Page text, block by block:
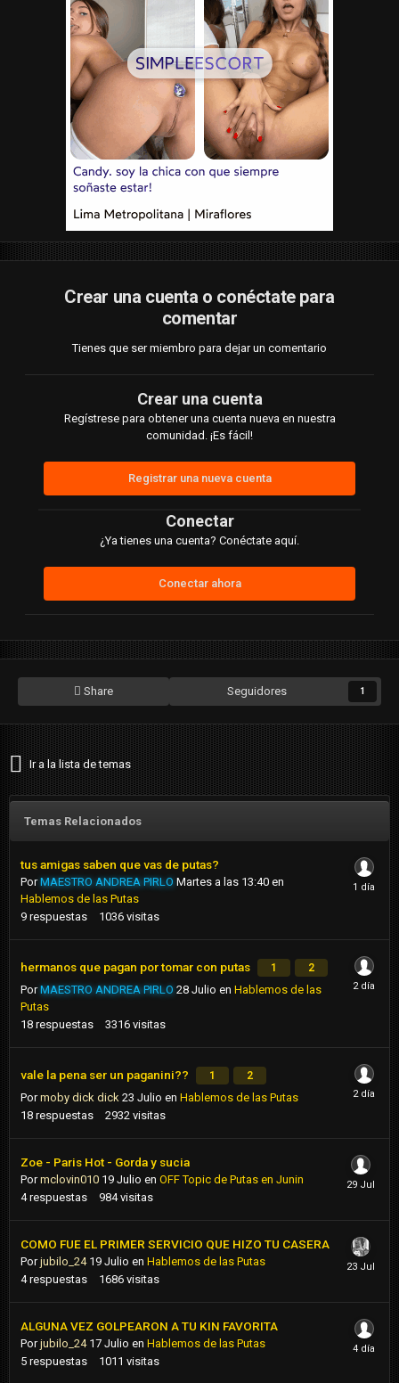
Crear una cuenta o conéctate para
comentar
Tienes que ser miembro para dejar un comentario
Crear una cuenta
Regístrese para obtener una cuenta nueva en nuestra
comunidad. ¡Es fácil!
Registrar una nueva cuenta
Conectar
¿Ya tienes una cuenta? Conéctate aquí.
Conectar ahora
Share Seguidores 1
Ir a la lista de temas
Temas Relacionados
tus amigas saben que vas de putas?
PorMAESTRO ANDREA PIRLO Martes a las 13:40 en
Hablemos de las Putas
9 respuestas 1036 visitas
hermanos que pagan por tomar con putas 1 2
PorMAESTRO ANDREA PIRLO 28 Julio en Hablemos de las
Putas
18 respuestas 3316 visitas
vale la pena ser un paganini?? 1 2
Pormoby dick dick 23 Julio en Hablemos de las Putas
18 respuestas 2932 visitas
Zoe - Paris Hot - Gorda y sucia
Pormclovin010 19 Julio en OFF Topic de Putas en Junin
4 respuestas 984 visitas
COMO FUE EL PRIMER SERVICIO QUE HIZO TU CASERA
Porjubilo_24 19 Julio en Hablemos de las Putas
4 respuestas 1686 visitas
ALGUNA VEZ GOLPEARON A TU KIN FAVORITA
Porjubilo_24 17 Julio en Hablemos de las Putas
5 respuestas 1011 visitas